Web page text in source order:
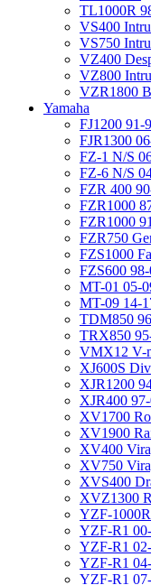
TL1000R
VS400
VS750
VZ400
VZ800
VZR1800
Yamaha
FJ1200 91-
FJR1300
FZ-1 N/S
FZ-6 N/S
FZR 400
FZR1000
FZR1000
FZR750
FZS1000
FZS600 98-
MT-01 05-
MT-09 14-
TDM850
TRX850
VMX12 V-
XJ600S
XJR1200
XJR400
XV1700
XV1900
XV400
XV750
XVS400
XVZ1300
YZF-1000R
YZF-R1
YZF-R1
YZF-R1
YZF-R1